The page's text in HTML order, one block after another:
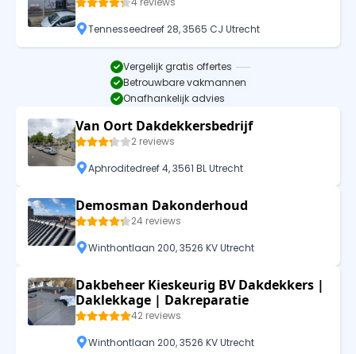
Tennesseedreef 28, 3565 CJ Utrecht
Vergelijk gratis offertes
Betrouwbare vakmannen
Onafhankelijk advies
Van Oort Dakdekkersbedrijf
2 reviews
Aphroditedreef 4, 3561 BL Utrecht
Demosman Dakonderhoud
24 reviews
Winthontlaan 200, 3526 KV Utrecht
Dakbeheer Kieskeurig BV Dakdekkers |
Daklekkage | Dakreparatie
42 reviews
Winthontlaan 200, 3526 KV Utrecht